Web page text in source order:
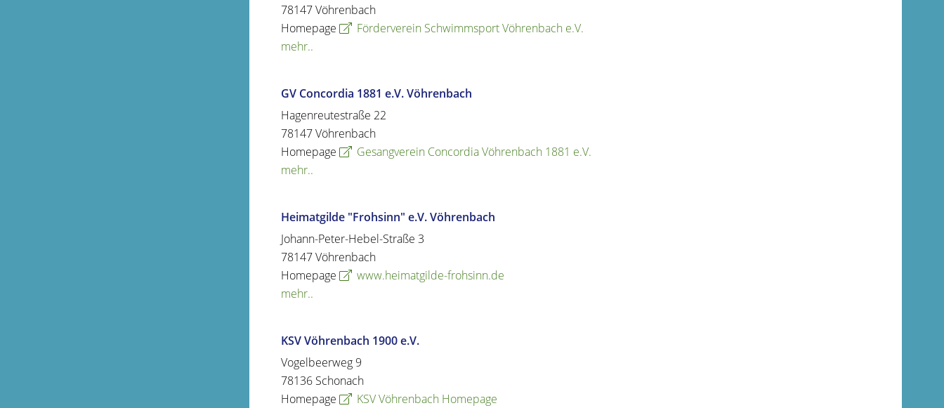
78147Vöhrenbach
Homepage
Förderverein Schwimmsport Vöhrenbach e.V.
mehr..
GV Concordia 1881 e.V. Vöhrenbach
Hagenreutestraße 22
78147Vöhrenbach
Homepage
Gesangverein Concordia Vöhrenbach 1881 e.V.
mehr..
Heimatgilde "Frohsinn" e.V. Vöhrenbach
Johann-Peter-Hebel-Straße 3
78147Vöhrenbach
Homepage
www.heimatgilde-frohsinn.de
mehr..
KSV Vöhrenbach 1900 e.V.
Vogelbeerweg 9
78136 Schonach
Homepage
KSV Vöhrenbach Homepage